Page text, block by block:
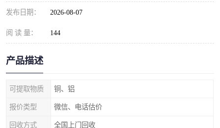
发布日期： 2026-08-07
阅 读 量： 144
产品描述
可提取物质 铜、铝
报价类型 微信、电话估价
回收方式 全国上门回收